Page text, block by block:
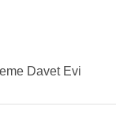
Davet Evi